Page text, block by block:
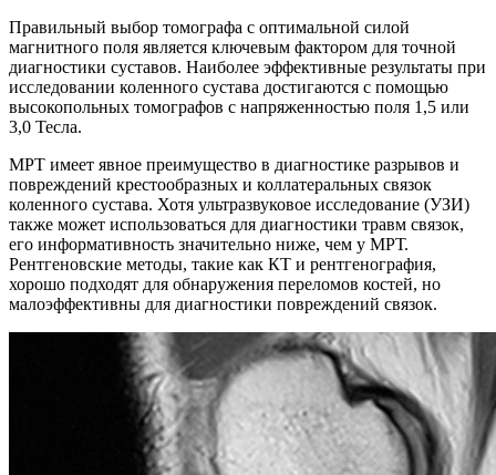
Правильный выбор томографа с оптимальной силой
магнитного поля является ключевым фактором для точной
диагностики суставов. Наиболее эффективные результаты при
исследовании коленного сустава достигаются с помощью
высокопольных томографов с напряженностью поля 1,5 или
3,0 Тесла.
МРТ имеет явное преимущество в диагностике разрывов и
повреждений крестообразных и коллатеральных связок
коленного сустава. Хотя ультразвуковое исследование (УЗИ)
также может использоваться для диагностики травм связок,
его информативность значительно ниже, чем у МРТ.
Рентгеновские методы, такие как КТ и рентгенография,
хорошо подходят для обнаружения переломов костей, но
малоэффективны для диагностики повреждений связок.